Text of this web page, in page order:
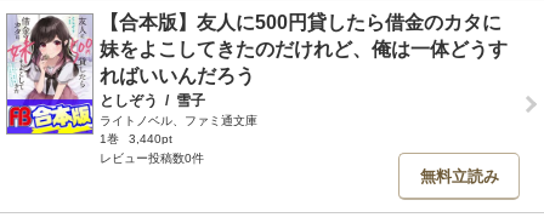
【合本版】友人に500円貸したら借金のカタに
妹をよこしてきたのだけれど、俺は一体どうす
ればいいんだろう
としぞう / 雪子
ライトノベル、ファミ通文庫
1巻
3,440pt
レビュー投稿数0件
無料立読み